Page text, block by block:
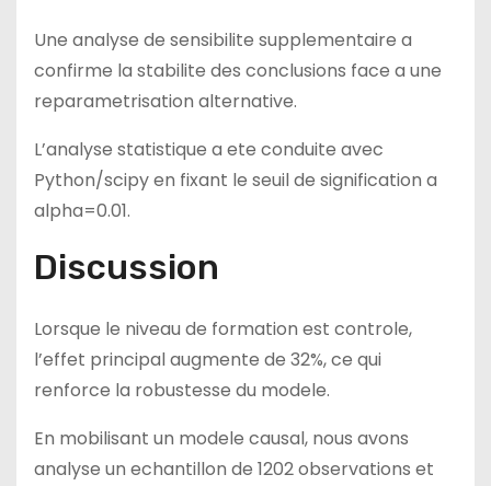
Une analyse de sensibilite supplementaire a
confirme la stabilite des conclusions face a une
reparametrisation alternative.
L’analyse statistique a ete conduite avec
Python/scipy en fixant le seuil de signification a
alpha=0.01.
Discussion
Lorsque le niveau de formation est controle,
l’effet principal augmente de 32%, ce qui
renforce la robustesse du modele.
En mobilisant un modele causal, nous avons
analyse un echantillon de 1202 observations et